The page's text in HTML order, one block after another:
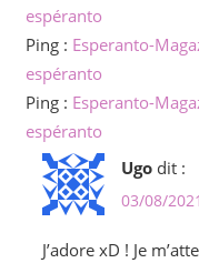
espéranto
Ping : Esperanto-
espéranto
Ping : Esperanto-
espéranto
Ugo dit :
03/08/
J’adore xD ! Je